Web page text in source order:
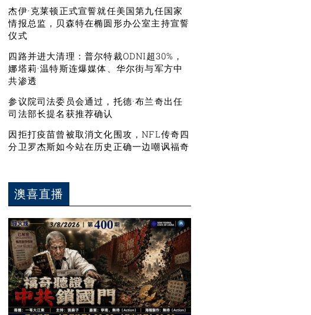
杰伊·克莱顿正式宣誓就任美国第九任国家
情报总监，贝森特在椭圆形办公室主持宣誓
仪式
四路并进大清理：普尔特裁ODNI超30%，
娜塔莉·温特斯连爆媒体、华尔街与军方中
共渗透
参议院司法委员会通过，托德·布兰奇出任
司法部长提名获推荐确认
因拒打疫苗曾被取消文化围攻，NFL传奇四
分卫罗杰斯如今站在历史正确一边嘲讽福奇
澳喜直播